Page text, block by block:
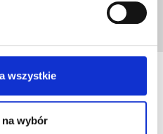
wszystkie
wybór
situationen